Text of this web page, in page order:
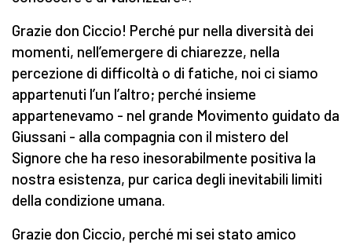
Grazie don Ciccio! Perché pur nella diversità dei
momenti, nell’emergere di chiarezze, nella
percezione di difficoltà o di fatiche, noi ci siamo
appartenuti l’un l’altro; perché insieme
appartenevamo - nel grande Movimento guidato da
Giussani - alla compagnia con il mistero del
Signore che ha reso inesorabilmente positiva la
nostra esistenza, pur carica degli inevitabili limiti
della condizione umana.
Grazie don Ciccio, perché mi sei stato amico